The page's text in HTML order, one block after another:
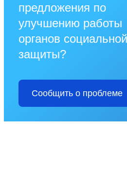
предложения по
улучшению работы
органов социальной
защиты?
Сообщить о проблеме